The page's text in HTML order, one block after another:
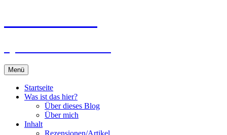
Menü
Startseite
Was ist das hier?
Über dieses Blog
Über mich
Inhalt
Rezensionen/Artikel